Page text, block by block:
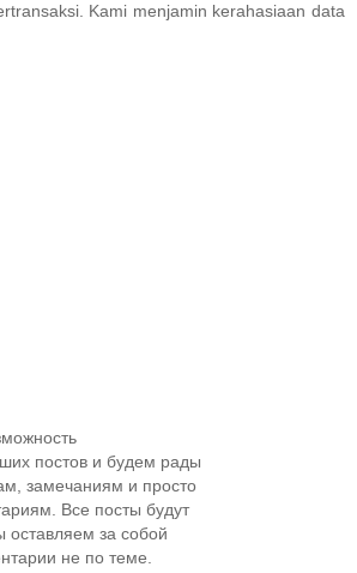
Kami menjamin kerahasiaan data
постов и будем рады
замечаниям и просто
Все посты будут
оставляем за собой
не по теме.